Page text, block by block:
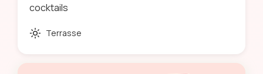
cocktails
Terrasse